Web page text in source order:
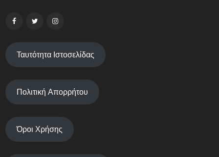
Ταυτότητα Ιστοσελίδας
Πολιτική Απορρήτου
Όροι Χρήσης